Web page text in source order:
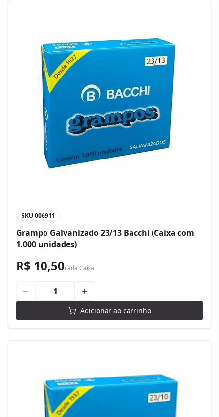
SKU 006911
Grampo Galvanizado 23/13 Bacchi (Caixa com
1.000 unidades)
R$ 10,50cada Caixa
Adicionar ao carrinho